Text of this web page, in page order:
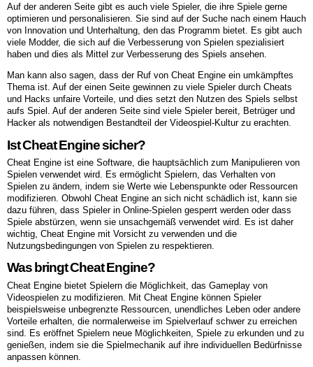
Auf der anderen Seite gibt es auch viele Spieler, die ihre Spiele gerne
optimieren und personalisieren. Sie sind auf der Suche nach einem Hauch
von Innovation und Unterhaltung, den das Programm bietet. Es gibt auch
viele Modder, die sich auf die Verbesserung von Spielen spezialisiert
haben und dies als Mittel zur Verbesserung des Spiels ansehen.
Man kann also sagen, dass der Ruf von Cheat Engine ein umkämpftes
Thema ist. Auf der einen Seite gewinnen zu viele Spieler durch Cheats
und Hacks unfaire Vorteile, und dies setzt den Nutzen des Spiels selbst
aufs Spiel. Auf der anderen Seite sind viele Spieler bereit, Betrüger und
Hacker als notwendigen Bestandteil der Videospiel-Kultur zu erachten.
Ist Cheat Engine sicher?
Cheat Engine ist eine Software, die hauptsächlich zum Manipulieren von
Spielen verwendet wird. Es ermöglicht Spielern, das Verhalten von
Spielen zu ändern, indem sie Werte wie Lebenspunkte oder Ressourcen
modifizieren. Obwohl Cheat Engine an sich nicht schädlich ist, kann sie
dazu führen, dass Spieler in Online-Spielen gesperrt werden oder dass
Spiele abstürzen, wenn sie unsachgemäß verwendet wird. Es ist daher
wichtig, Cheat Engine mit Vorsicht zu verwenden und die
Nutzungsbedingungen von Spielen zu respektieren.
Was bringt Cheat Engine?
Cheat Engine bietet Spielern die Möglichkeit, das Gameplay von
Videospielen zu modifizieren. Mit Cheat Engine können Spieler
beispielsweise unbegrenzte Ressourcen, unendliches Leben oder andere
Vorteile erhalten, die normalerweise im Spielverlauf schwer zu erreichen
sind. Es eröffnet Spielern neue Möglichkeiten, Spiele zu erkunden und zu
genießen, indem sie die Spielmechanik auf ihre individuellen Bedürfnisse
anpassen können.